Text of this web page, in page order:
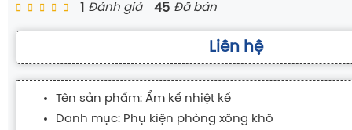
1 Đánh giá 45 Đã bán
Liên hệ
Tên sản phẩm: Ẩm kế nhiệt kế
Danh mục: Phụ kiện phòng xông khô